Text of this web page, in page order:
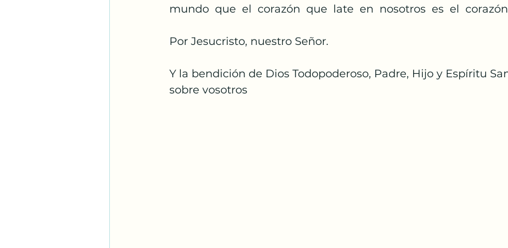
mundo  que  el  corazón  que  late  en  nosotros  es  el
Por Jesucristo, nuestro Señor.
Y la bendición de Dios Todopoderoso, Padre, Hijo y Espíritu
sobre vosotros